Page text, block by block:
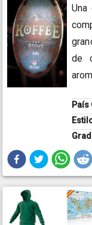
Una
de
País